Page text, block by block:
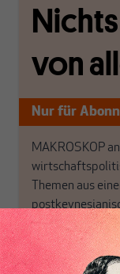
von
Nur für
MAKROSKOP
Themen aus
Perspektive
in Deutschland
MAKROSKOP